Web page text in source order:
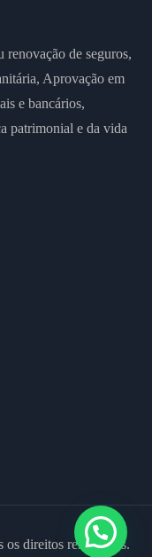
renovação de seguros,
Aprovação em
e bancários,
patrimonial e da vida
direitos reservados.